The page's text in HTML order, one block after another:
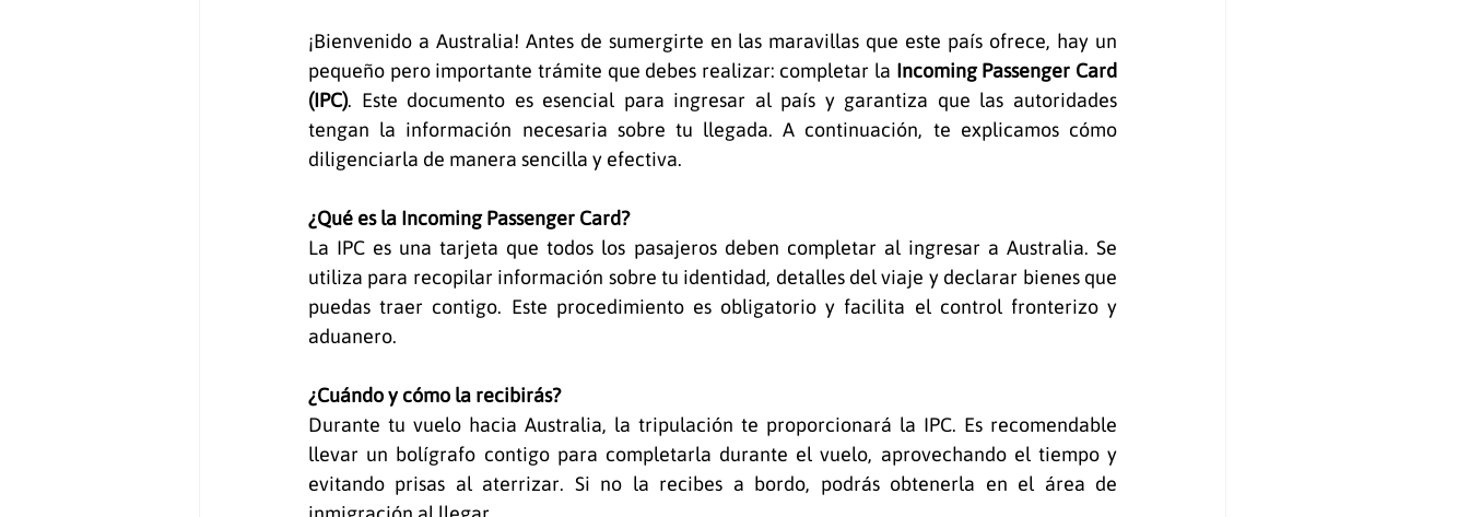
¡Bienvenido a Australia! Antes de sumergirte en las maravillas que este país ofrece, hay un
pequeño pero importante trámite que debes realizar: completar la Incoming Passenger Card
(IPC). Este documento es esencial para ingresar al país y garantiza que las autoridades
tengan la información necesaria sobre tu llegada. A continuación, te explicamos cómo
diligenciarla de manera sencilla y efectiva.
¿Qué es la Incoming Passenger Card?
La IPC es una tarjeta que todos los pasajeros deben completar al ingresar a Australia. Se
utiliza para recopilar información sobre tu identidad, detalles del viaje y declarar bienes que
puedas traer contigo. Este procedimiento es obligatorio y facilita el control fronterizo y
aduanero.
¿Cuándo y cómo la recibirás?
Durante tu vuelo hacia Australia, la tripulación te proporcionará la IPC. Es recomendable
llevar un bolígrafo contigo para completarla durante el vuelo, aprovechando el tiempo y
evitando prisas al aterrizar. Si no la recibes a bordo, podrás obtenerla en el área de